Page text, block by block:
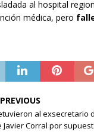
al hospital
médica, pero
PREVIOUS
al exsecretario
Javier Corral por